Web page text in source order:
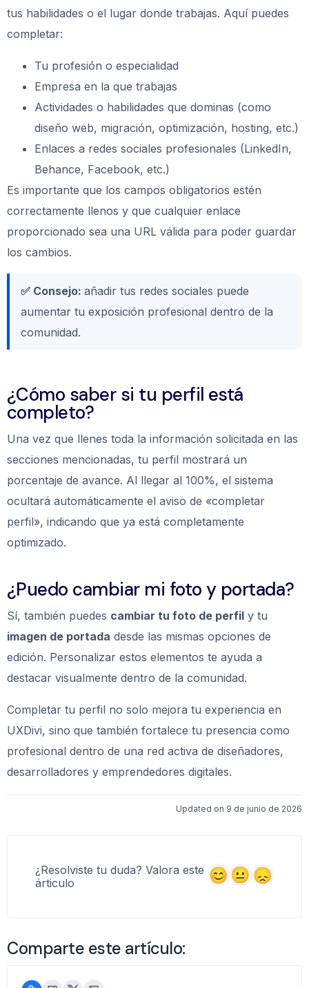
tus habilidades o el lugar donde trabajas. Aquí puedes
completar:
Tu profesión o especialidad
Empresa en la que trabajas
Actividades o habilidades que dominas (como
diseño web, migración, optimización, hosting, etc.)
Enlaces a redes sociales profesionales (LinkedIn,
Behance, Facebook, etc.)
Es importante que los campos obligatorios estén
correctamente llenos y que cualquier enlace
proporcionado sea una URL válida para poder guardar
los cambios.
✅ Consejo: añadir tus redes sociales puede
aumentar tu exposición profesional dentro de la
comunidad.
¿Cómo saber si tu perfil está
completo?
Una vez que llenes toda la información solicitada en las
secciones mencionadas, tu perfil mostrará un
porcentaje de avance. Al llegar al 100%, el sistema
ocultará automáticamente el aviso de «completar
perfil», indicando que ya está completamente
optimizado.
¿Puedo cambiar mi foto y portada?
Sí, también puedes cambiar tu foto de perfil y tu
imagen de portada desde las mismas opciones de
edición. Personalizar estos elementos te ayuda a
destacar visualmente dentro de la comunidad.
Completar tu perfil no solo mejora tu experiencia en
UXDivi, sino que también fortalece tu presencia como
profesional dentro de una red activa de diseñadores,
desarrolladores y emprendedores digitales.
Updated on 9 de junio de 2026
¿Resolviste tu duda? Valora este
árticulo
Comparte este artículo: